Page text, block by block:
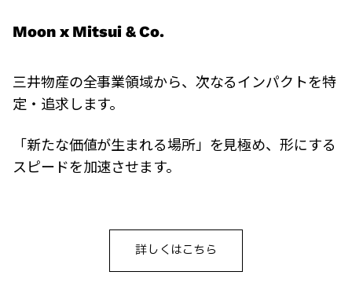
Moon x Mitsui & Co.
三井物産の全事業領域から、次なるインパクトを特
定・追求します。
「新たな価値が生まれる場所」を見極め、形にする
スピードを加速させます。
詳しくはこちら